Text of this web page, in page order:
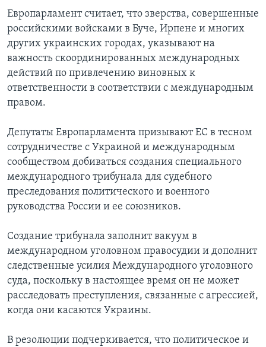
Европарламент считает, что зверства, совершенные
российскими войсками в Буче, Ирпене и многих
других украинских городах, указывают на
важность скоординированных международных
действий по привлечению виновных к
ответственности в соответствии с международным
правом.
Депутаты Европарламента призывают ЕС в тесном
сотрудничестве с Украиной и международным
сообществом добиваться создания специального
международного трибунала для судебного
преследования политического и военного
руководства России и ее союзников.
Создание трибунала заполнит вакуум в
международном уголовном правосудии и дополнит
следственные усилия Международного уголовного
суда, поскольку в настоящее время он не может
расследовать преступления, связанные с агрессией,
когда они касаются Украины.
В резолюции подчеркивается, что политическое и